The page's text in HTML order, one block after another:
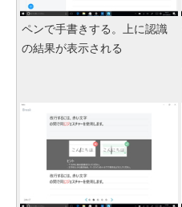
ペンで手書きする。上に認識
の結果が表示される